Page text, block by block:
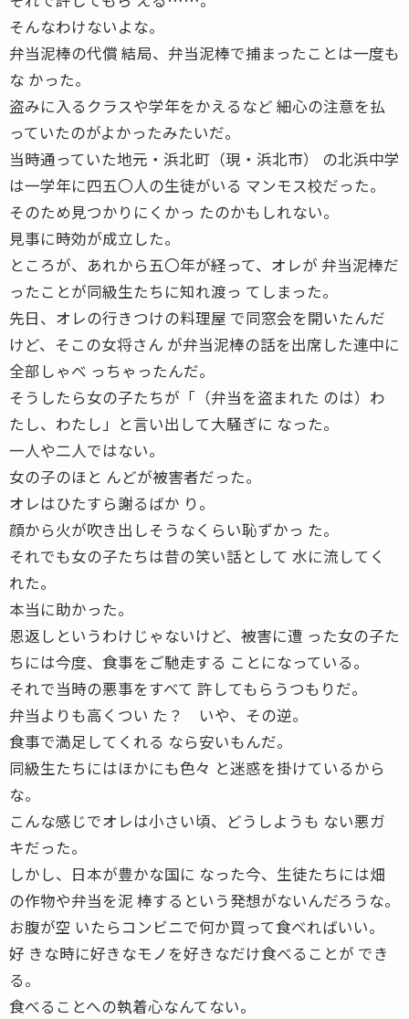
そんなわけないよな。
弁当泥棒の代償 結局、弁当泥棒で捕まったことは一度も
な かった。
盗みに入るクラスや学年をかえるなど 細心の注意を払
っていたのがよかったみたいだ。
当時通っていた地元・浜北町（現・浜北市） の北浜中学
は一学年に四五〇人の生徒がいる マンモス校だった。
そのため見つかりにくかっ たのかもしれない。
見事に時効が成立した。
ところが、あれから五〇年が経って、オレが 弁当泥棒だ
ったことが同級生たちに知れ渡っ てしまった。
先日、オレの行きつけの料理屋 で同窓会を開いたんだ
けど、そこの女将さん が弁当泥棒の話を出席した連中に
全部しゃべ っちゃったんだ。
そうしたら女の子たちが「（弁当を盗まれた のは）わ
たし、わたし」と言い出して大騒ぎに なった。
一人や二人ではない。
女の子のほと んどが被害者だった。
オレはひたすら謝るばか り。
顔から火が吹き出しそうなくらい恥ずかっ た。
それでも女の子たちは昔の笑い話として 水に流してく
れた。
本当に助かった。
恩返しというわけじゃないけど、被害に遭 った女の子た
ちには今度、食事をご馳走する ことになっている。
それで当時の悪事をすべて 許してもらうつもりだ。
弁当よりも高くつい た？ いや、その逆。
食事で満足してくれる なら安いもんだ。
同級生たちにはほかにも色々 と迷惑を掛けているから
な。
こんな感じでオレは小さい頃、どうしようも ない悪ガ
キだった。
しかし、日本が豊かな国に なった今、生徒たちには畑
の作物や弁当を泥 棒するという発想がないんだろうな。
お腹が空 いたらコンビニで何か買って食べればいい。
好 きな時に好きなモノを好きなだけ食べることが でき
る。
食べることへの執着心なんてない。